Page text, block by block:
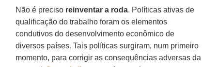
Não é preciso reinventar a roda. Políticas ativas de
qualificação do trabalho foram os elementos
condutivos do desenvolvimento econômico de
diversos países. Tais políticas surgiram, num primeiro
momento, para corrigir as consequências adversas da